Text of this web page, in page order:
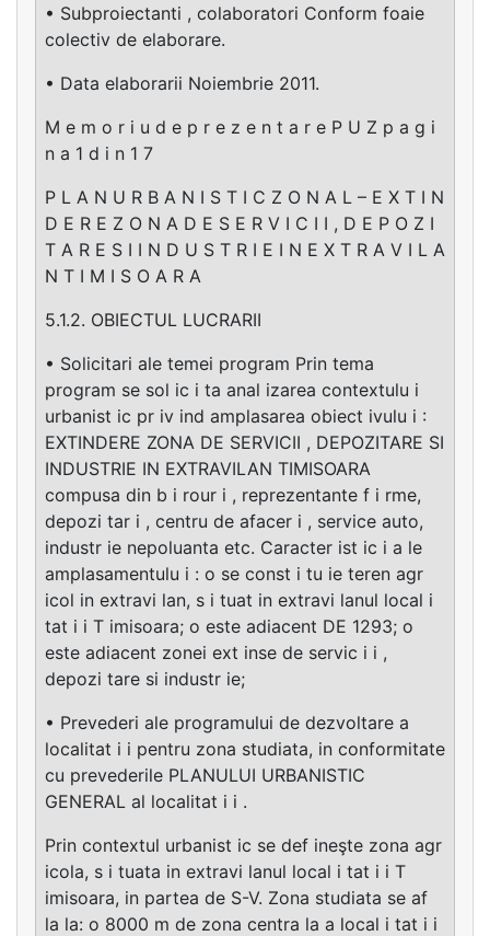
• Subproiectanti , colaboratori Conform foaie
colectiv de elaborare.
• Data elaborarii Noiembrie 2011.
M e m o r i u d e p r e z e n t a r e P U Z p a g i
n a 1 d i n 1 7
P L A N U R B A N I S T I C Z O N A L – E X T I N
D E R E Z O N A D E S E R V I C I I , D E P O Z I
T A R E S I I N D U S T R I E I N E X T R A V I L A
N T I M I S O A R A
5.1.2. OBIECTUL LUCRARII
• Solicitari ale temei program Prin tema
program se sol ic i ta anal izarea contextulu i
urbanist ic pr iv ind amplasarea obiect ivulu i :
EXTINDERE ZONA DE SERVICII , DEPOZITARE SI
INDUSTRIE IN EXTRAVILAN TIMISOARA
compusa din b i rour i , reprezentante f i rme,
depozi tar i , centru de afacer i , service auto,
industr ie nepoluanta etc. Caracter ist ic i a le
amplasamentulu i : o se const i tu ie teren agr
icol in extravi lan, s i tuat in extravi lanul local i
tat i i T imisoara; o este adiacent DE 1293; o
este adiacent zonei ext inse de servic i i ,
depozi tare si industr ie;
• Prevederi ale programului de dezvoltare a
localitat i i pentru zona studiata, in conformitate
cu prevederile PLANULUI URBANISTIC
GENERAL al localitat i i .
Prin contextul urbanist ic se def ineşte zona agr
icola, s i tuata in extravi lanul local i tat i i T
imisoara, in partea de S-V. Zona studiata se af
la la: o 8000 m de zona centra la a local i tat i i